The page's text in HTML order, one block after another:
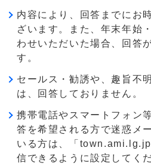
内容により、回答までにお
ざいます。また、年末年始
わせいただいた場合、回答
す。
セールス・勧誘や、趣旨不
は、回答しておりません。
携帯電話やスマートフォン
答を希望される方で迷惑メ
いる方は、「
信できるように設定してく